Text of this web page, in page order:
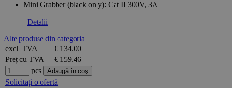
Mini Grabber (black only): Cat II 300V, 3A
Detalii
Alte produse din categoria
excl. TVA
€ 134.00
Preț cu TVA
€ 159.46
pcs
Solicitați o ofertă